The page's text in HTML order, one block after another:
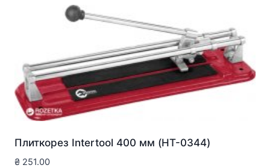
Плиткорез Intertool 400 мм (HT-0344)
₴ 251.00